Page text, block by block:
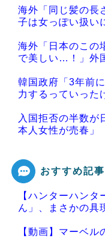
海外「同じ髪の長
子は女っぽい扱い
海外「日本のこの
で美しい…！」外
韓国政府「3年前
力するっていった
入国拒否の半数が
本人女性が売春」
Powered by
おすすめ記事
【ハンターハン
ん」、まさかの具
【動画】マーベ